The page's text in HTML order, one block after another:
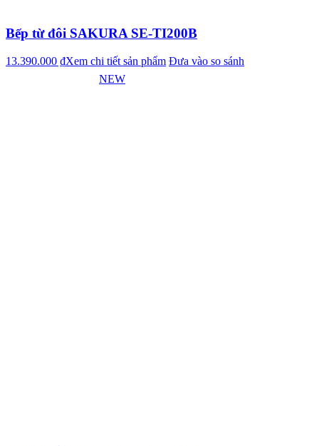
Bếp từ đôi SAKURA SE-TI200B
13.390.000 ₫Xem chi tiết sản phẩm Đưa vào so sánh
NEW